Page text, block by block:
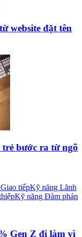
website đặt tên
bước ra từ ngõ
tiếpKỹ năng Lãnh
Kỹ năng Đàm phán
Gen Z đi làm vì